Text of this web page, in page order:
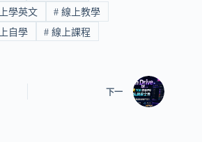
學英文 # 線上教學
自學 # 線上課程
下一